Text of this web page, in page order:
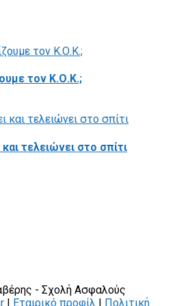
τον Κ.Ο.Κ.;
τελειώνει στο σπίτι
- Σχολή Ασφαλούς
| Εταιρικό προφίλ | Πολιτική